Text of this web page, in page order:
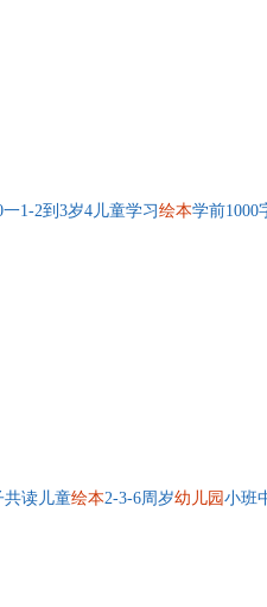
1-2到3岁4儿童学习 绘本学前1000
共读儿童绘本2-3-6周岁幼儿园 小班